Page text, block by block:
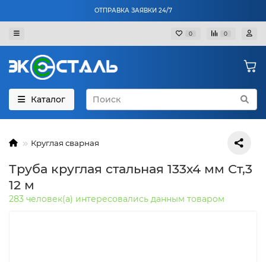
ОТПРАВКА ЗАЯВКИ 24/7
0 0
Каталог
Круглая сварная
Труба круглая стальная 133х4 мм Ст,3
12 м
283 человек(а) интересовались данным товаром